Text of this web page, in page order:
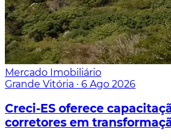
Mercado Imobiliário
Grande Vitória · 6 Ago 2026
Creci-ES oferece
corretores em